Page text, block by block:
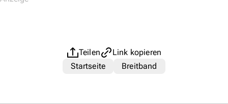
Teilen
Link kopieren
Startseite
Breitband